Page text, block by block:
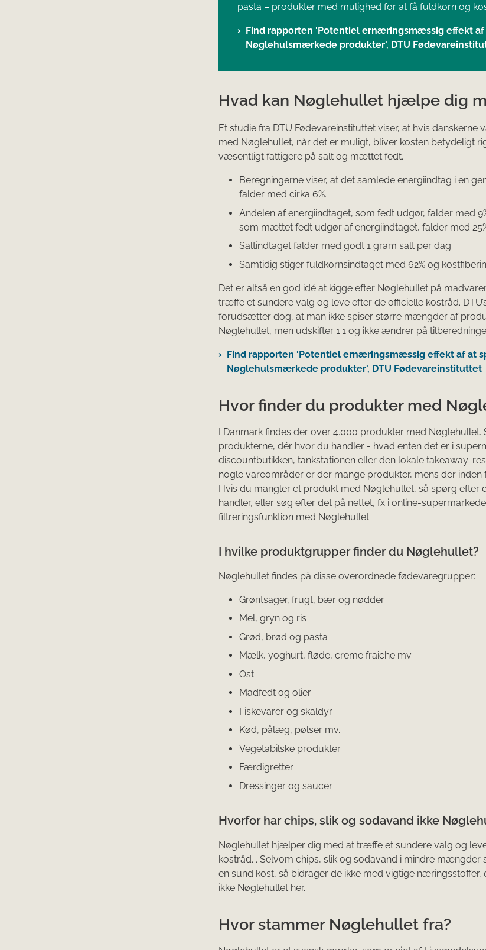
pasta – produkter med mulighed for at få fuldkorn og
Find rapporten 'Potentiel ernæringsmæssig effekt af
Nøglehulsmærkede produkter', DTU
Hvad kan Nøglehullet hjælpe dig
Et studie fra DTU Fødevareinstituttet viser, at hvis
med Nøglehullet, når det er muligt, bliver kosten betydeligt
væsentligt fattigere på salt og mættet fedt.
Beregningerne viser, at det samlede energiindtag i en
falder med cirka 6%.
Andelen af energiindtaget, som fedt udgør, falder med
som mættet fedt udgør af energiindtaget, falder med
Saltindtaget falder med godt 1 gram salt per dag.
Samtidig stiger fuldkornsindtaget med 62% og
Det er altså en god idé at kigge efter Nøglehullet på
træffe et sundere valg og leve efter de officielle kostråd.
forudsætter dog, at man ikke spiser større mængder af
Nøglehullet, men udskifter 1:1 og ikke ændrer på
Find rapporten 'Potentiel ernæringsmæssig effekt af at
Nøglehulsmærkede produkter', DTU Fødevareinstituttet
Hvor finder du produkter med
I Danmark findes der over 4.000 produkter med Nøglehullet.
produkterne, dér hvor du handler - hvad enten det er i
discountbutikken, tankstationen eller den lokale takeaway-
nogle vareområder er der mange produkter, mens der
Hvis du mangler et produkt med Nøglehullet, så spørg efter
handler, eller søg efter det på nettet, fx i online-
filtreringsfunktion med Nøglehullet.
I hvilke produktgrupper finder du Nøglehullet?
Nøglehullet findes på disse overordnede fødevaregrupper:
Grøntsager, frugt, bær og nødder
Mel, gryn og ris
Grød, brød og pasta
Mælk, yoghurt, fløde, creme fraiche mv.
Ost
Madfedt og olier
Fiskevarer og skaldyr
Kød, pålæg, pølser mv.
Vegetabilske produkter
Færdigretter
Dressinger og saucer
Hvorfor har chips, slik og sodavand ikke
Nøglehullet hjælper dig med at træffe et sundere valg og
kostråd. . Selvom chips, slik og sodavand i mindre mængder
en sund kost, så bidrager de ikke med vigtige næringsstoffer,
ikke Nøglehullet her.
Hvor stammer Nøglehullet fra?